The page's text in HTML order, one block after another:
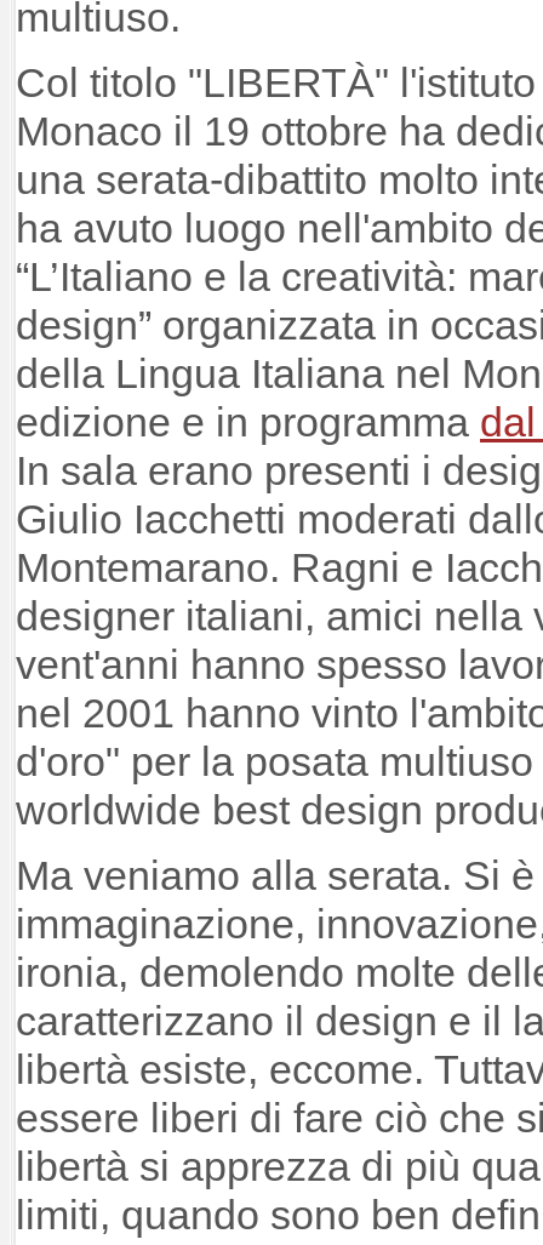
multiuso.
Col titolo "LIBERTÀ"
Monaco il 19 ottobre ha
una serata-dibattito molto
ha avuto luogo nell'ambito
“L’Italiano e la creatività:
design” organizzata in
della Lingua Italiana nel
edizione e in programma
In sala erano presenti i
Giulio Iacchetti moderati
Montemarano. Ragni e
designer italiani, amici nella
vent'anni hanno spesso
nel 2001 hanno vinto
d'oro" per la posata
worldwide best design
Ma veniamo alla serata. Si
immaginazione,
ironia, demolendo molte
caratterizzano il design e il
libertà esiste, eccome.
essere liberi di fare ciò che
libertà si apprezza di più
limiti, quando sono ben